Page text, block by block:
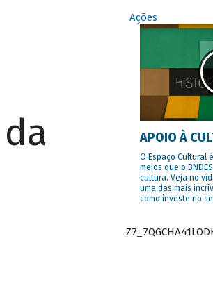
Ações
APOIO À
O Espaço Cultural
meios que o
cultura. Veja no
uma das mais
como investe no